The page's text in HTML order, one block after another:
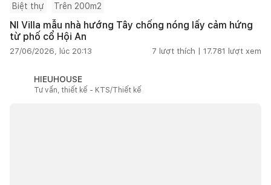
Biệt thự Trên 200m2
NI Villa mẫu nhà hướng Tây chống nóng lấy cảm hứng
từ phố cổ Hội An
27/06/2026, lúc 20:13 7 lượt thích | 17.781 lượt xem
HIEUHOUSE
Tư vấn, thiết kế - KTS/Thiết kế